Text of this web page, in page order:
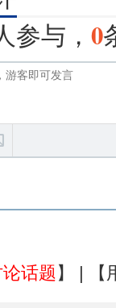
参与， 0
话题】 | 【